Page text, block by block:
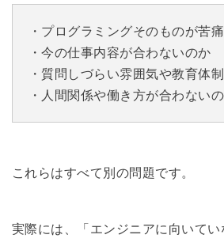
・プログラミングそのものが苦
・今の仕事内容が合わないのか
・質問しづらい雰囲気や教育体
・人間関係や働き方が合わない
これらはすべて別の問題です。
実際には、「エンジニアに向いてい